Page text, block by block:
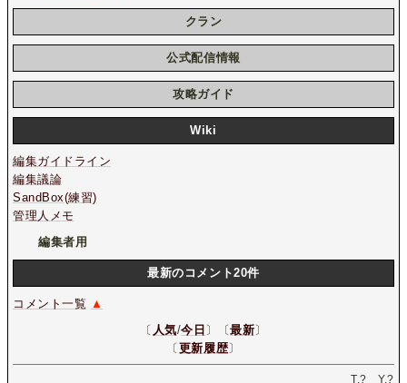
クラン
公式配信情報
攻略ガイド
Wiki
編集ガイドライン
編集議論
SandBox(練習)
管理人メモ
編集者用
最新のコメント20件
コメント一覧 ▲
〔 人気/今日 〕〔最新〕
〔 更新履歴〕
T.? Y.?